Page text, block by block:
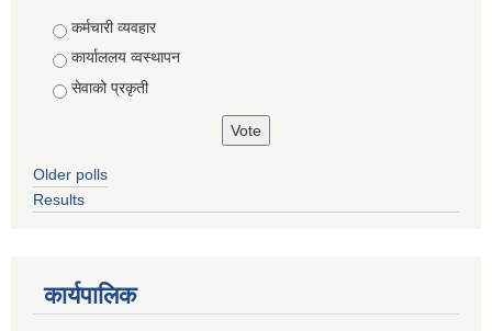
Choices
कर्मचारी व्यवहार
कार्याललय व्वस्थापन
सेवाको प्रकृती
Older polls
Results
कार्यपालिक